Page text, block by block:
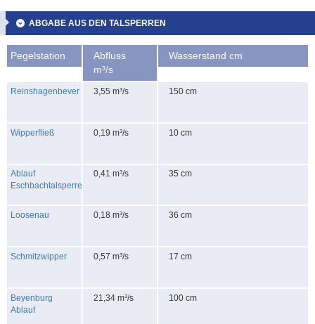
ABGABE AUS DEN TALSPERREN
Pegelstation
Abfluss
m³/s
Wasserstand cm
Reinshagenbever 3,55 m³/s 150 cm
Wipperfließ 0,19 m³/s 10 cm
Ablauf
Eschbachtalsperre
0,41 m³/s 35 cm
Loosenau 0,18 m³/s 36 cm
Schmitzwipper 0,57 m³/s 17 cm
Beyenburg
Ablauf
21,34 m³/s 100 cm